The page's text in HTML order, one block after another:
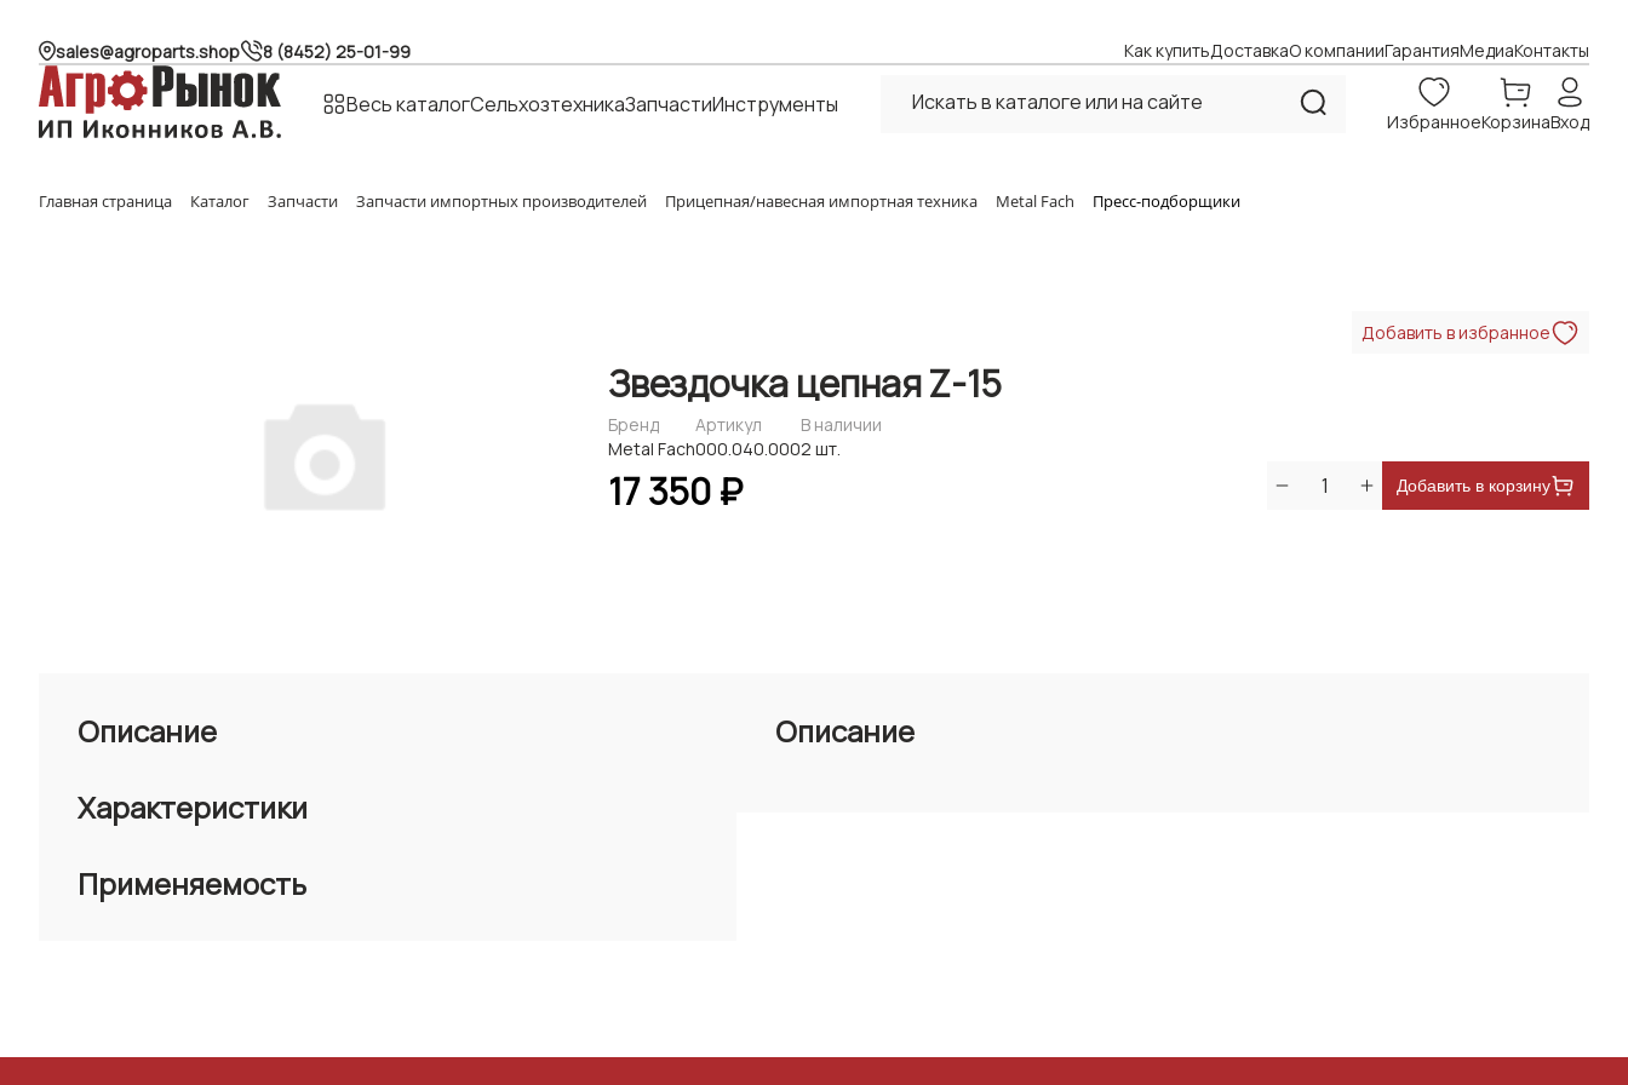
sales@agroparts.shop 8 (8452) 25-01-99 Как купитьДоставкаО компанииГарантияМедиаКонтакты
Весь каталогСельхозтехникаЗапчастиИнструменты
ИзбранноеКорзинаВход
Главная страница Каталог Запчасти Запчасти импортных производителей Прицепная/навесная импортная техника Metal Fach Пресс-подборщики
Добавить в избранное
Звездочка цепная Z-15
Бренд
Metal Fach
Артикул
000.040.000
В наличии
2 шт.
17 350 ₽ Добавить в корзину
Описание
Характеристики
Применяемость
Описание